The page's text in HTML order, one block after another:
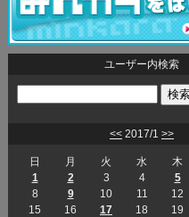
ユーザー内検索
<< 2017/1 >>
日 月 火 水 木
1
2 3 4 5
8
9 10 11 12
15
16 17 18 19